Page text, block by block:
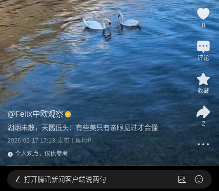
@Felix中欧观察
湖烟未散，天鹅低头：有些美只有亲眼见过才会懂
2026-05-17 17:13 发布于奥地利
个人观点，仅供参考
8
评论
收藏
2
打开腾讯新闻客户端说两句